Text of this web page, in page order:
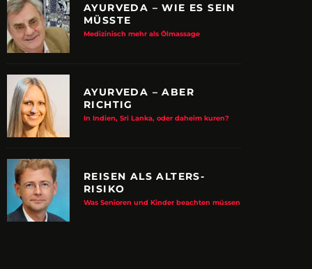
MACHER
System werden Reisen sicherer
ZUPANCIC
AYURVEDA – WIE ES SEIN
MÜSSTE
Medizinisch mehr als Ölmassage
AYURVEDA – ABER
RICHTIG
In Indien, Sri Lanka, oder daheim kuren?
REISEN ALS ALTERS-
RISIKO
Was Senioren und Kinder beachten müssen